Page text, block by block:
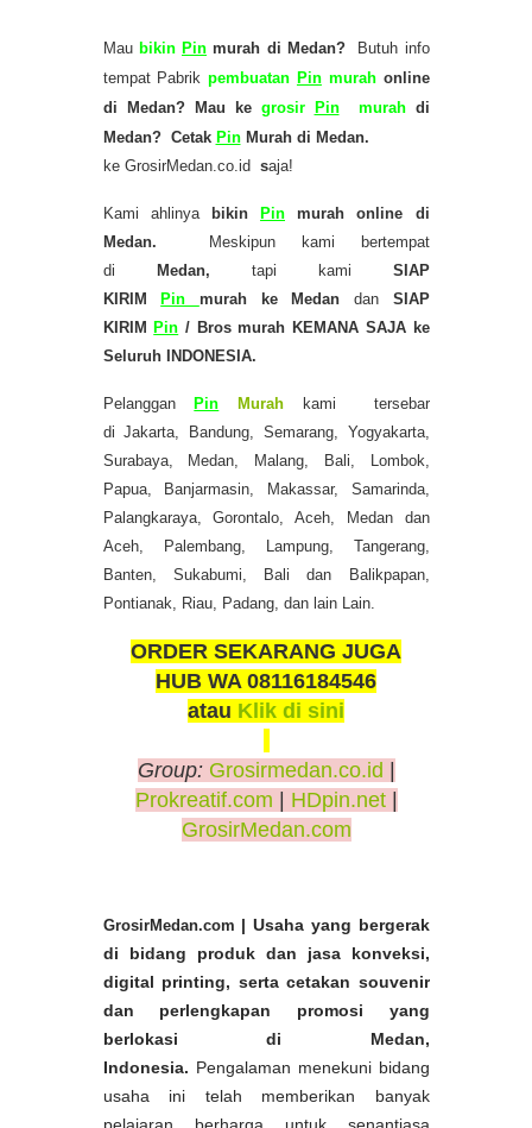
Mau bikin Pin murah di Medan?
Butuh info
tempat Pabrikpembuatan Pinmurahonline
di Medan?Mau ke grosir Pinmurahdi
Medan? Cetak PinMurah di Medan.
ke GrosirMedan.co.id saja!
Kami ahlinya bikin Pin murah online di
Medan.
Meskipun kami bertempat
di
Medan, tapi kami SIAP
KIRIM
Pin murahke Medan dan SIAP
KIRIM Pin / Bros murah KEMANA SAJA ke
Seluruh INDONESIA.
Pelanggan Pin Murah
kami tersebar
di Jakarta, Bandung, Semarang, Yogyakarta,
Surabaya, Medan, Malang, Bali, Lombok,
Papua, Banjarmasin, Makassar, Samarinda,
Palangkaraya, Gorontalo, Aceh, Medan dan
Aceh, Palembang, Lampung, Tangerang,
Banten, Sukabumi, Bali dan Balikpapan,
Pontianak, Riau, Padang, dan lain Lain.
ORDER SEKARANG JUGA
HUB WA 08116184546
atau Klik di sini
Group: Grosirmedan.co.id
Prokreatif.com
HDpin.net|
GrosirMedan.com
GrosirMedan.com | Usaha yang bergerak
di bidang produk dan jasa konveksi,
digital printing, serta cetakan souvenir
dan perlengkapan promosi yang
berlokasi di Medan,
Indonesia. Pengalaman menekuni bidang
usaha ini telah memberikan banyak